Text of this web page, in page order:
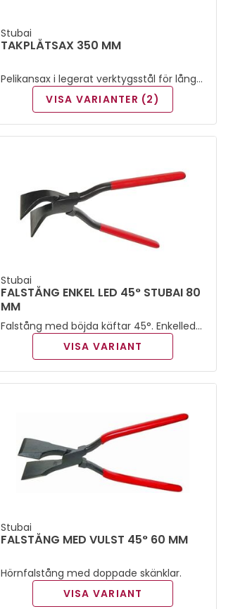
Stubai
TAKPLÅTSAX 350 MM
Pelikansax i legerat verktygsstål för långa
och raka skär.VISA VARIANTER (2)
Stubai
FALSTÅNG ENKEL LED 45° STUBAI 80
MM
Falstång med böjda käftar 45°. Enkelled
och plastöverdragna skänklar.
VISA VARIANT
Stubai
FALSTÅNG MED VULST 45° 60 MM
Hörnfalstång med doppade skänklar.
VISA VARIANT